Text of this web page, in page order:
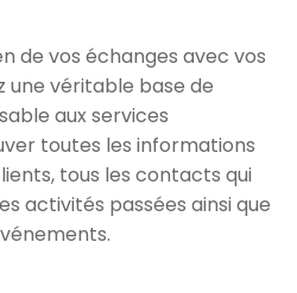
de vos échanges avec vos
une véritable base de
aux services
toutes les informations
tous les contacts qui
activités passées ainsi que